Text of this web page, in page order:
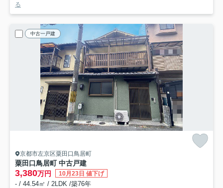
る
中古一戸建
京都市左京区粟田口鳥居町
粟田口鳥居町 中古戸建
3,380万円 10月23日 値下げ
- / 44.54㎡ / 2LDK /築76年